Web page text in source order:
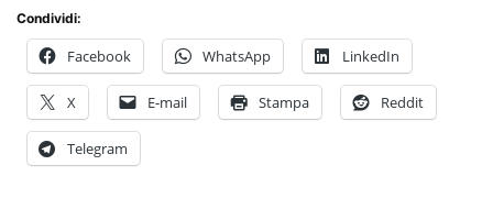
Condividi:
Facebook WhatsApp LinkedIn
X E-mail Stampa Reddit
Telegram